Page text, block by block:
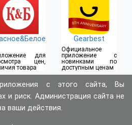
для
цен,
товара
Gearbest
Официальное
приложение с
новинками по
доступным ценам
с этого сайта, Вы
и риск. Администрация сайта не
ваши действия.